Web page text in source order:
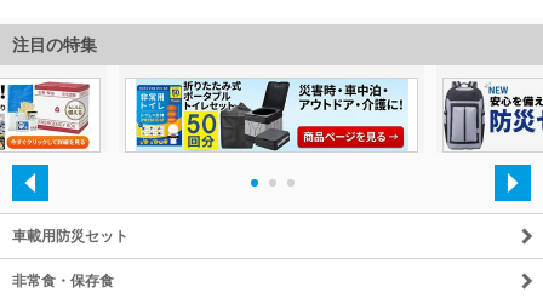
注目の特集
車載用防災セット
非常食・保存食